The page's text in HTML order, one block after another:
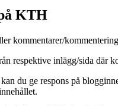
KTH
kommentarer/
respektive inlägg/sida där
du ge respons på